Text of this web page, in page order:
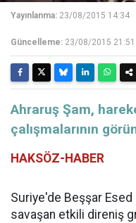
Yayınlanma: 23/08/2015 14:34
Güncelleme: 23/08/2015 21:51
Ahraruş Şam,
çalışmalarının
HAKSÖZ-HABER
Suriye'de Beşşar
savaşan etkili direniş